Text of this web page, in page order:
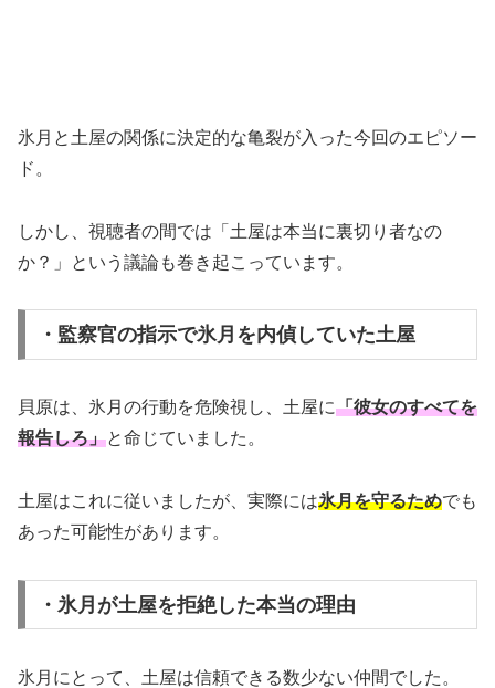
氷月と土屋の関係に決定的な亀裂が入った今回のエピソー
ド。
しかし、視聴者の間では「土屋は本当に裏切り者なの
か？」という議論も巻き起こっています。
・監察官の指示で氷月を内偵していた土屋
貝原は、氷月の行動を危険視し、土屋に「彼女のすべてを
報告しろ」と命じていました。
土屋はこれに従いましたが、実際には氷月を守るためでも
あった可能性があります。
・氷月が土屋を拒絶した本当の理由
氷月にとって、土屋は信頼できる数少ない仲間でした。